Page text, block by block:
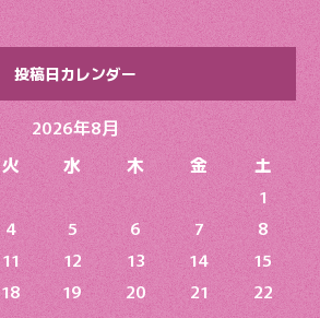
投稿日カレンダー
2026年8月
火 水 木 金
土
1
4 5 6 7
8
11 12 13 14
15
18 19 20 21
22